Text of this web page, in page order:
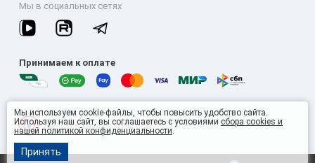
Мы в социальных сетях
Принимаем к оплате
© 2026 Omnisan Group
Мы используем cookie-файлы, чтобы повысить удобство сайта.
Используя наш сайт, вы соглашаетесь с условиями сбора cookies и
нашей политикой конфиденциальности.
Принять